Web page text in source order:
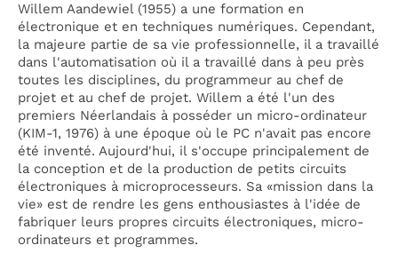
Willem Aandewiel (1955) a une formation en
électronique et en techniques numériques. Cependant,
la majeure partie de sa vie professionnelle, il a travaillé
dans l'automatisation où il a travaillé dans à peu près
toutes les disciplines, du programmeur au chef de
projet et au chef de projet. Willem a été l'un des
premiers Néerlandais à posséder un micro-ordinateur
(KIM-1, 1976) à une époque où le PC n'avait pas encore
été inventé. Aujourd'hui, il s'occupe principalement de
la conception et de la production de petits circuits
électroniques à microprocesseurs. Sa «mission dans la
vie» est de rendre les gens enthousiastes à l'idée de
fabriquer leurs propres circuits électroniques, micro-
ordinateurs et programmes.